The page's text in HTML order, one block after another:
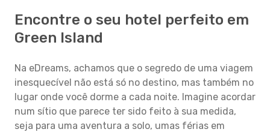
Encontre o seu hotel perfeito em
Green Island
Na eDreams, achamos que o segredo de uma viagem
inesquecível não está só no destino, mas também no
lugar onde você dorme a cada noite. Imagine acordar
num sítio que parece ter sido feito à sua medida,
seja para uma aventura a solo, umas férias em